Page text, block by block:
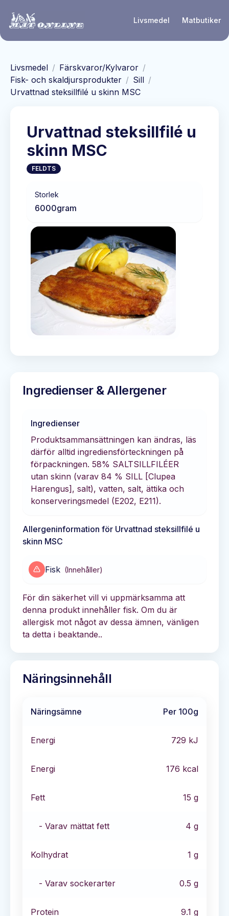
Livsmedel Matbutiker
Livsmedel / Färskvaror/Kylvaror /
Fisk- och skaldjursprodukter / Sill /
Urvattnad steksillfilé u skinn MSC
Urvattnad steksillfilé u
skinn MSC
FELDTS
Storlek
6000gram
Ingredienser & Allergener
Ingredienser
Produktsammansättningen kan ändras, läs
därför alltid ingrediensförteckningen på
förpackningen. 58% SALTSILLFILÉER
utan skinn (varav 84 % SILL [Clupea
Harengus], salt), vatten, salt, ättika och
konserveringsmedel (E202, E211).
Allergeninformation för Urvattnad steksillfilé u
skinn MSC
Fisk (Innehåller)
För din säkerhet vill vi uppmärksamma att
denna produkt innehåller fisk. Om du är
allergisk mot något av dessa ämnen, vänligen
ta detta i beaktande..
Näringsinnehåll
Näringsämne Per 100g
Energi 729 kJ
Energi 176 kcal
Fett 15 g
- Varav mättat fett 4 g
Kolhydrat 1 g
- Varav sockerarter 0.5 g
Protein 9.1 g